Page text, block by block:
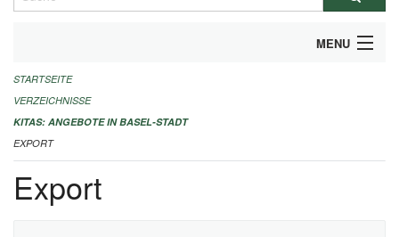
MENU
ALLGEMEINE INFORMATIONEN
IMPRESSUM
STARTSEITE
VERZEICHNISSE
KITAS: ANGEBOTE IN BASEL-STADT
EXPORT
Export